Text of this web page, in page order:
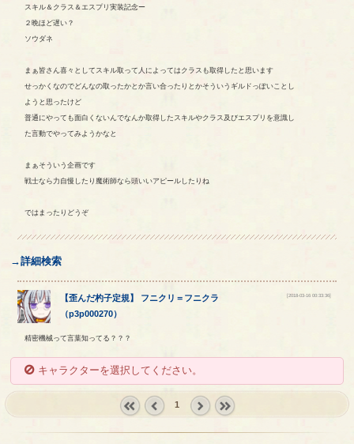
スキル＆クラス＆エスプリ実装記念ー
２晩ほど遅い？
ソウダネ
まぁ皆さん喜々としてスキル取って人によってはクラスも取得したと思います
せっかくなのでどんなの取ったかとか言い合ったりとかそういうギルドっぽいことし
ようと思ったけど
普通にやっても面白くないんでなんか取得したスキルやクラス及びエスプリを意識し
た言動でやってみようかなと
まぁそういう企画です
戦士なら力自慢したり魔術師なら頭いいアピールしたりね
ではまったりどうぞ
→詳細検索
【歪んだ杓子定規】 フニクリ ＝ フニクラ
（p3p000270）
[2018-03-16 00:33:36]
精密機械って言葉知ってる？？？
キャラクターを選択してください。
1